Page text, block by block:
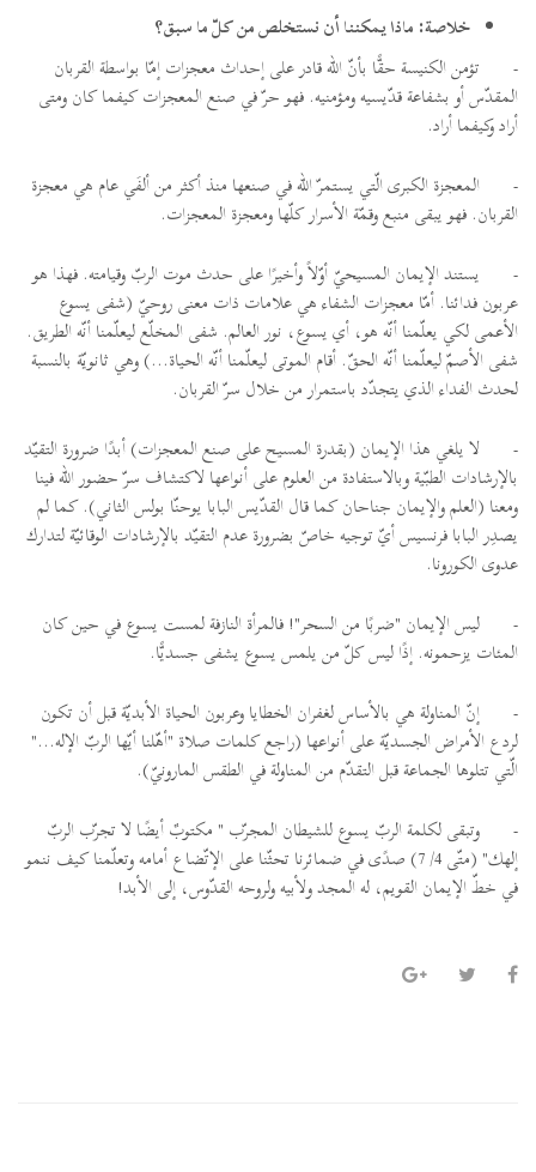
خلاصة: ماذا يمكننا أن نستخلص من كلّ ما سبق؟
-
تؤمن الكنيسة حقًّا بأنّ الله قادر على إحداث معجزات إمّا بواسطة القربان
المقدّس أو بشفاعة قدّيسيه ومؤمنيه. فهو حرّ في صنع المعجزات كيفما كان ومتى
أراد وكيفما أراد.
-
المعجزة الكبرى الّتي يستمرّ الله في صنعها منذ أكثر من ألفَي عام هي معجزة
القربان. فهو يبقى منبع وقمّة الأسرار كلّها ومعجزة المعجزات.
-
يستند الإيمان المسيحيّ أوّلاً وأخيرًا على حدث موت الربّ وقيامته. فهذا هو
عربون فدائنا. أمّا معجزات الشفاء هي علامات ذات معنى روحيّ (شفى يسوع
الأعمى لكي يعلّمنا أنّه هو، أي يسوع، نور العالم. شفى المخلّع ليعلّمنا أنّه الطريق.
شفى الأصمّ ليعلّمنا أنّه الحقّ. أقام الموتى ليعلّمنا أنّه الحياة...) وهي ثانويّة بالنسبة
لحدث الفداء الذي يتجدّد باستمرار من خلال سرّ القربان.
-
لا يلغي هذا الإيمان (بقدرة المسيح على صنع المعجزات) أبدًا ضرورة التقيّد
بالإرشادات الطبّية وبالاستفادة من العلوم على أنواعها لاكتشاف سرّ حضور الله فينا
ومعنا (العلم والإيمان جناحان كما قال القدّيس البابا يوحنّا بولس الثاني). كما لم
يصدِر البابا فرنسيس أيّ توجيه خاصّ بضرورة عدم التقيّد بالإرشادات الوقائيّة لتدارك
عدوى الكورونا.
-
ليس الإيمان "ضربًا من السحر"! فالمرأة النازفة لمست يسوع في حين كان
المئات يزحمونه. إذًا ليس كلّ من يلمس يسوع يشفى جسديًّا.
-
إنّ المناولة هي بالأساس لغفران الخطايا وعربون الحياة الأبديّة قبل أن تكون
لردع الأمراض الجسديّة على أنواعها (راجع كلمات صلاة "أهّلنا أيّها الربّ الإله..."
الّتي تتلوها الجماعة قبل التقدّم من المناولة في الطقس المارونيّ).
-
وتبقى لكلمة الربّ يسوع للشيطان المجرّب " مكتوبٌ أيضًا لا تجرّب الربّ
إلهك" (متّى 4/ 7) صدًى في ضمائرنا تحثّنا على الإتّضاع أمامه وتعلّمنا كيف ننمو
في خطّ الإيمان القويم، له المجد ولأبيه ولروحه القدّوس، إلى الأبد!